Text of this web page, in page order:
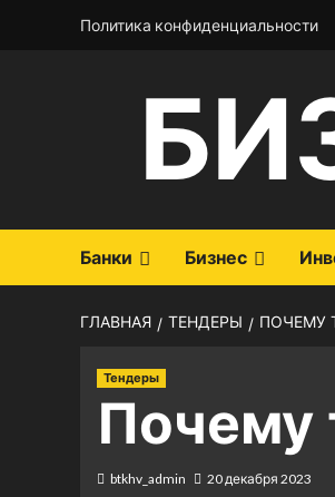
Политика конфиденциальности
Банки Бизнес
ГЛАВНАЯ ТЕНДЕРЫ ПОЧЕМУ
Тендеры
Почему
btkhv_admin 20 декабря 2023